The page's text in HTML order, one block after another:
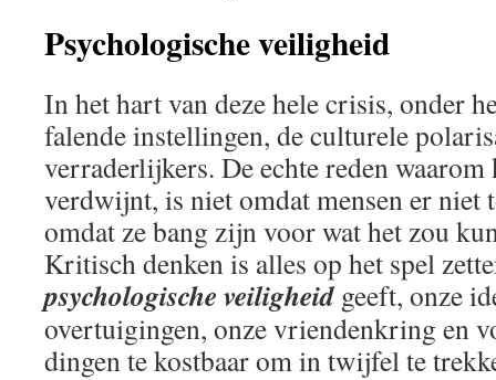
Psychologische veiligheid
In het hart van deze hele crisis, onder
falende instellingen, de culturele
verraderlijkers. De echte reden
verdwijnt, is niet omdat mensen er niet
omdat ze bang zijn voor wat het zou
Kritisch denken is alles op het spel
psychologische veiligheid geeft, onze
overtuigingen, onze vriendenkring en
dingen te kostbaar om in twijfel te